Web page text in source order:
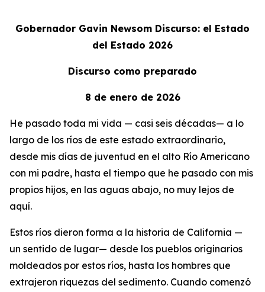
Gobernador Gavin Newsom Discurso: el Estado
del Estado 2026
Discurso como preparado
8 de enero de 2026
He pasado toda mi vida — casi seis décadas— a lo
largo de los ríos de este estado extraordinario,
desde mis días de juventud en el alto Río Americano
con mi padre, hasta el tiempo que he pasado con mis
propios hijos, en las aguas abajo, no muy lejos de
aquí.
Estos ríos dieron forma a la historia de California —
un sentido de lugar— desde los pueblos originarios
moldeados por estos ríos, hasta los hombres que
extrajeron riquezas del sedimento. Cuando comenzó